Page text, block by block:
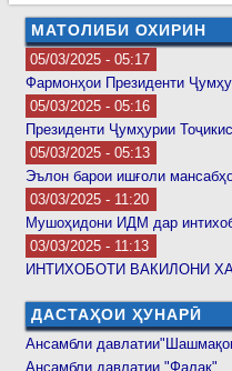
МАТОЛИБИ ОХИРИН
05/03/2025 - 05:17
Фармонҳои Президенти
05/03/2025 - 05:16
Президенти Ҷумҳурии
05/03/2025 - 05:13
Эълон барои ишғоли
03/03/2025 - 11:20
Мушоҳидони ИДМ дар
03/03/2025 - 11:13
ИНТИХОБОТИ ВАКИЛОНИ
ДАСТАҲОИ ҲУНАРӢ
Ансамбли
Ансамбли давлатии "Фалак"